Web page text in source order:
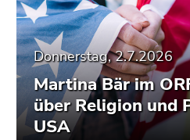
Donnerstag, 2.7.2026
Martina Bär im
über Religion und
USA